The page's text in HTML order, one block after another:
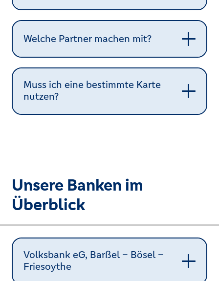
Welche Partner machen mit?
Muss ich eine bestimmte Karte
nutzen?
Unsere Banken im
Überblick
Volksbank eG, Barßel – Bösel –
Friesoythe